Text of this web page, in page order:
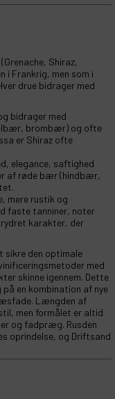
Shiraz,
i Frankrig, men som i
drue bidrager med
bidrager med
brombær) og ofte
er Shiraz ofte
elegance, saftighed
af røde bær (hindbær,
mere rustik og
faste tanniner, noter
karakter, der
sikre den optimale
med
skinne igennem. Dette
en kombination af nye
Længden af
men formålet er altid
og fadpræg. Rusden
oprindelse, og Driftsand